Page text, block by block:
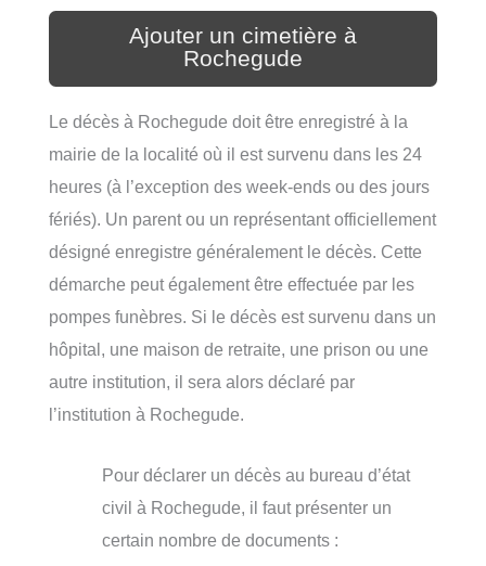
Ajouter un cimetière à
Rochegude
Le décès à Rochegude doit être enregistré à la
mairie de la localité où il est survenu dans les 24
heures (à l’exception des week-ends ou des jours
fériés). Un parent ou un représentant officiellement
désigné enregistre généralement le décès. Cette
démarche peut également être effectuée par les
pompes funèbres. Si le décès est survenu dans un
hôpital, une maison de retraite, une prison ou une
autre institution, il sera alors déclaré par
l’institution à Rochegude.
Pour déclarer un décès au bureau d’état
civil à Rochegude, il faut présenter un
certain nombre de documents :